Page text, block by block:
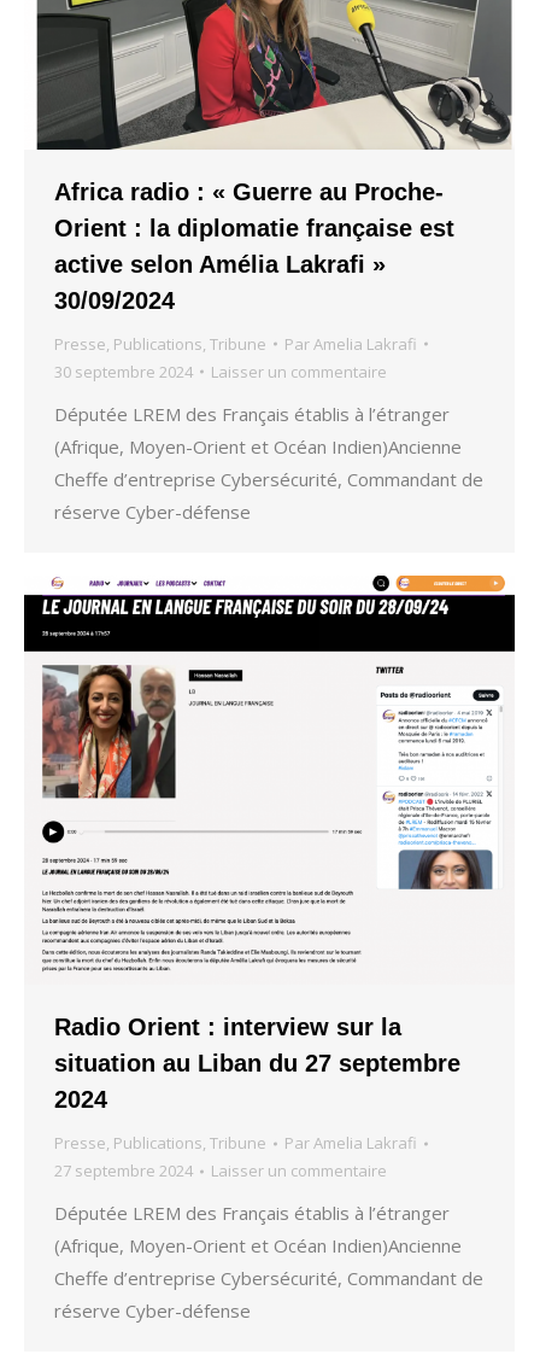
Africa radio : « Guerre au Proche-
Orient : la diplomatie française est
active selon Amélia Lakrafi »
30/09/2024
Presse Publications Tribune Par Amelia Lakrafi
30 septembre 2024
Laisser un commentaire
Députée LREM des Français établis à l’étranger
(Afrique, Moyen-Orient et Océan Indien)Ancienne
Cheffe d’entreprise Cybersécurité, Commandant de
réserve Cyber-défense
Radio Orient : interview sur la
situation au Liban du 27 septembre
2024
Presse, Publications, Tribune ParAmelia Lakrafi
27 septembre 2024
Laisser un commentaire
Députée LREM des Français établis à l’étranger
(Afrique, Moyen-Orient et Océan Indien)Ancienne
Cheffe d’entreprise Cybersécurité, Commandant de
réserve Cyber-défense